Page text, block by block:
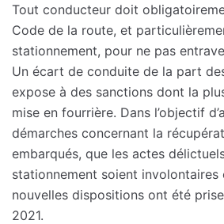
Tout conducteur doit
Code de la route, et
stationnement, pour ne pas
Un écart de conduite de la part
expose à des sanctions dont la
mise en fourrière. Dans l’objectif
démarches concernant la
embarqués, que les actes
stationnement soient involontaires
nouvelles dispositions ont été
2021.